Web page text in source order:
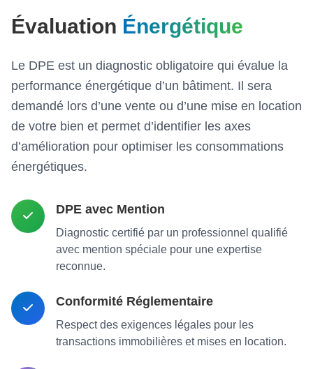
Évaluation Énergétique
Le DPE est un diagnostic obligatoire qui évalue la
performance énergétique d’un bâtiment. Il sera
demandé lors d’une vente ou d’une mise en location
de votre bien et permet d’identifier les axes
d’amélioration pour optimiser les consommations
énergétiques.
DPE avec Mention
Diagnostic certifié par un professionnel qualifié
avec mention spéciale pour une expertise
reconnue.
Conformité Réglementaire
Respect des exigences légales pour les
transactions immobilières et mises en location.